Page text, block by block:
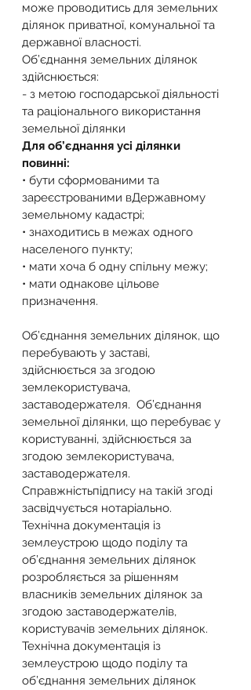
може проводитись для земельних
ділянок приватної, комунальної та
державної власності.
Об’єднання земельних ділянок
здійснюється:
- з метою господарської діяльності
та раціонального використання
земельної ділянки
Для об’єднання усі ділянки
повинні:
• бути сформованими та
зареєстрованими вДержавному
земельному кадастрі;
• знаходитись в межах одного
населеного пункту;
• мати хоча б одну спільну межу;
• мати однакове цільове
призначення.
Об’єднання земельних ділянок, що
перебувають у заставі,
здійснюється за згодою
землекористувача,
заставодержателя.  Об’єднання
земельної ділянки, що перебуває у
користуванні, здійснюється за
згодою землекористувача,
заставодержателя.
Справжністьпідпису на такій згоді
засвідчується нотаріально.
Технічна документація із
землеустрою щодо поділу та
об’єднання земельних ділянок
розробляється за рішенням
власників земельних ділянок за
згодою заставодержателів,
користувачів земельних ділянок.
Технічна документація із
землеустрою щодо поділу та
об’єднання земельних ділянок